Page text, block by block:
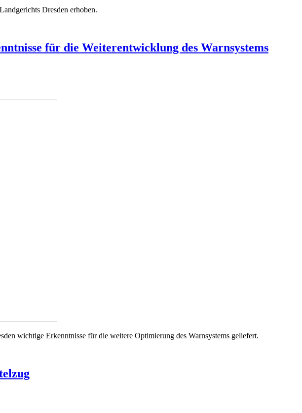
Dresden erhoben.
für die Weiterentwicklung des Warnsystems
wichtige Erkenntnisse für die weitere Optimierung des Warnsystems geliefert.